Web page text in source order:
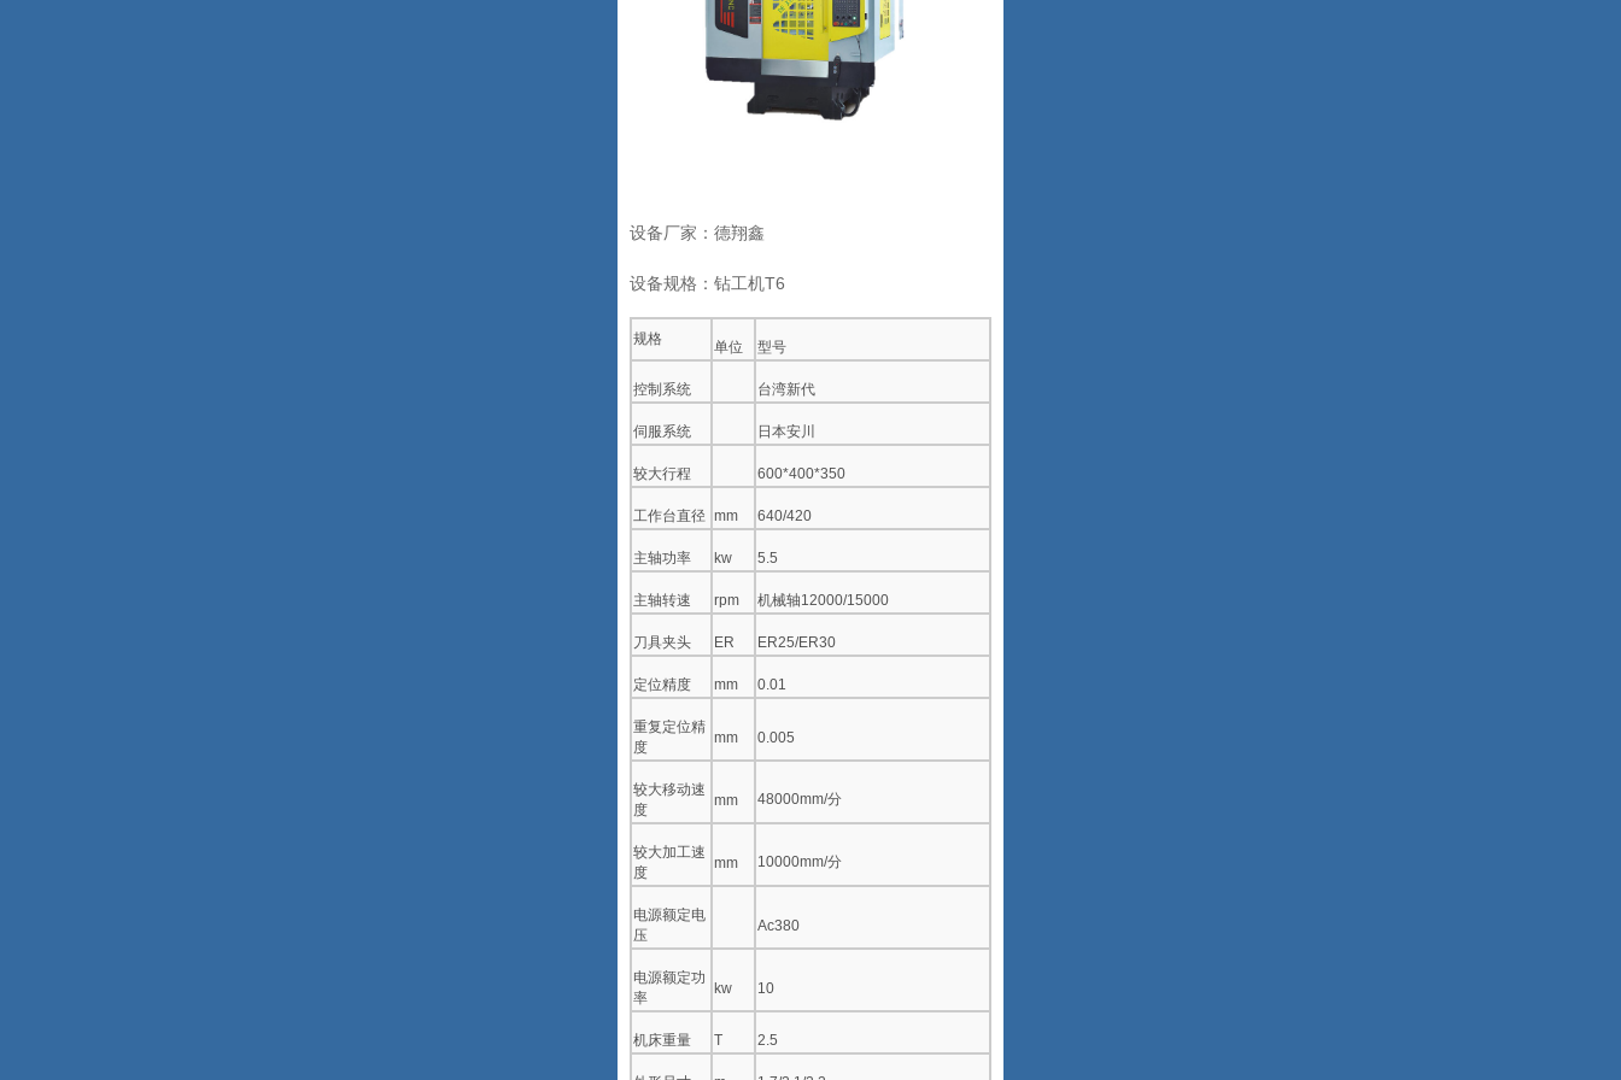
设备厂家：德翔鑫
设备规格：钻工机T6
规格 单位 型号
控制系统 台湾新代
伺服系统 日本安川
较大行程 600*400*350
工作台直径 mm 640/420
主轴功率 kw 5.5
主轴转速 rpm 机械轴12000/15000
刀具夹头 ER ER25/ER30
定位精度 mm 0.01
重复定位精
度
mm 0.005
较大移动速
度
mm 48000mm/分
较大加工速
度
mm 10000mm/分
电源额定电
压
Ac380
电源额定功
率
kw 10
机床重量 T 2.5